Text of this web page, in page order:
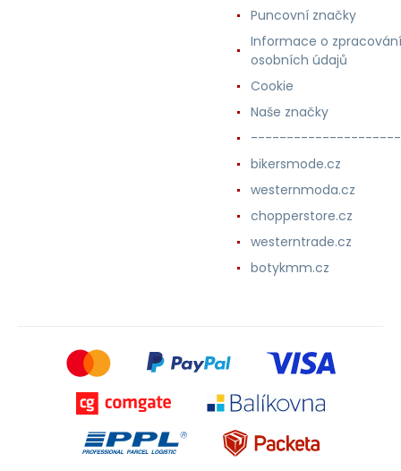
Puncovní značky
Informace o zpracování
osobních údajů
Cookie
Naše značky
bikersmode.cz
westernmoda.cz
chopperstore.cz
westerntrade.cz
botykmm.cz